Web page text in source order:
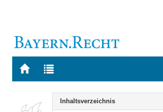
Zur
BAYERN.RECHT
Zur
letzten
Navigation
Inhaltsverzeichnis